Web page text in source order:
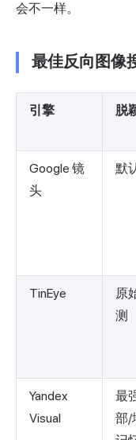
会不一样。
最佳反向图像
引擎 脱
Google 镜
头
默
TinEye
原
测
Yandex
Visual
最
部/